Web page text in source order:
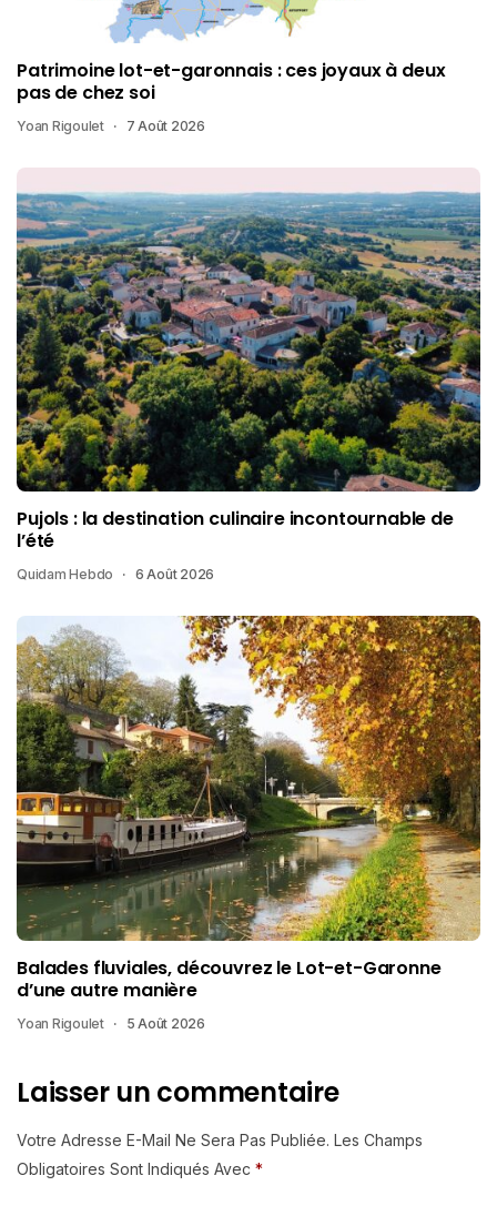
Patrimoine lot-et-garonnais : ces joyaux à deux
pas de chez soi
Yoan Rigoulet 7 Août 2026
Pujols : la destination culinaire incontournable de
l’été
Quidam Hebdo 6 Août 2026
Balades fluviales, découvrez le Lot-et-Garonne
d’une autre manière
Yoan Rigoulet 5 Août 2026
Laisser un commentaire
Votre Adresse E-Mail Ne Sera Pas Publiée. Les Champs
Obligatoires Sont Indiqués Avec *